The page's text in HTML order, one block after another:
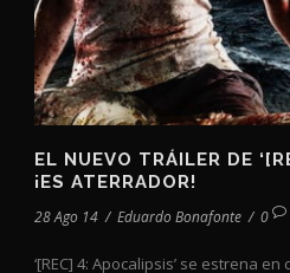
EL NUEVO TRÁILER DE
¡ES ATERRADOR!
28 Ago 14 / Eduardo Bonafonte / 0
‘[REC] 4: Apocalipsis’ se estrena